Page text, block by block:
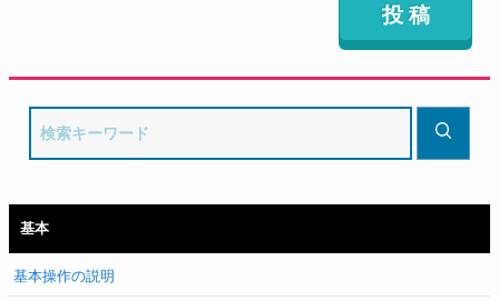
基本
基本操作の説明